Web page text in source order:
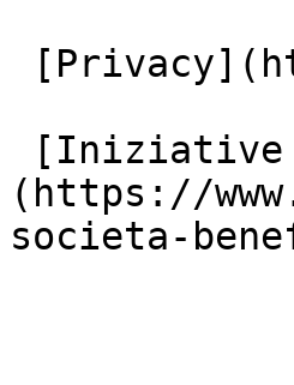
(https://